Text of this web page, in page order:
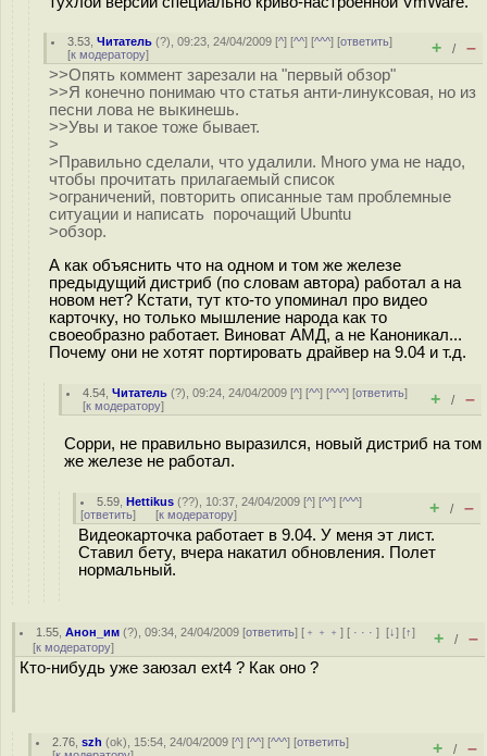
3.53 ,Читатель (?), 09:23, 24/04/2009 [^] [^^] [^^^] [ответить]
[к модератору] + / –
>>Опять коммент зарезали на "первый обзор"
>>Я конечно понимаю что статья анти-линуксовая, но из
песни лова не выкинешь.
>>Увы и такое тоже бывает.
>
>Правильно сделали, что удалили. Много ума не надо,
чтобы прочитать прилагаемый список
>ограничений, повторить описанные там проблемные
ситуации и написать порочащий Ubuntu
>обзор.
А как объяснить что на одном и том же железе
предыдущий дистриб (по словам автора) работал а на
новом нет? Кстати, тут кто-то упоминал про видео
карточку, но только мышление народа как то
своеобразно работает. Виноват АМД, а не Каноникал...
Почему они не хотят портировать драйвер на 9.04 и т.д.
4.54 ,Читатель (?), 09:24, 24/04/2009 [^] [^^] [^^^] [ответить]
[к модератору] + / –
Сорри, не правильно выразился, новый дистриб на том
же железе не работал.
5.59 ,Hettikus (??), 10:37, 24/04/2009 [^] [^^] [^^^]
[ответить] [к модератору] + / –
Видеокарточка работает в 9.04. У меня эт лист.
Ставил бету, вчера накатил обновления. Полет
нормальный.
1.55 ,Анон_им (?), 09:34, 24/04/2009 [ответить] [ ﹢﹢﹢] [ · · ·][↓] [↑]
[к модератору] + / –
Кто-нибудь уже заюзал ext4 ? Как оно ?
2.76 ,szh (ok), 15:54, 24/04/2009 [^] [^^] [^^^] [ответить]
+ / –